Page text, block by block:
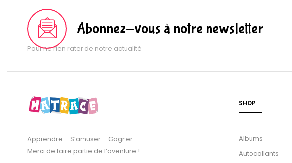
Abonnez-vous à notre newsletter
Pour ne rien rater de notre actualité
Apprendre – S’amuser – Gagner
Merci de faire partie de l’aventure !
SHOP
Albums
Autocollants